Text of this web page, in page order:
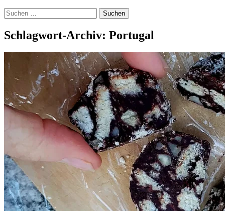
Suchen
nach:
Schlagwort-Archiv: Portugal